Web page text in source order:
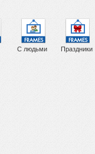
С людьми Праздники